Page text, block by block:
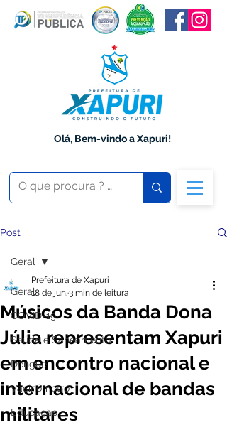
Olá, Bem-vindo a Xapuri!
Post
Geral
COVID-19
Saúde e Saneamento
Dengue
Vacinômetro
Educação
Geral
Músicos da Banda Dona
Júlia representam Xapuri
em encontro nacional e
internacional de bandas
militares
Prefeitura de Xapuri
18 de jun.3 min de leitura